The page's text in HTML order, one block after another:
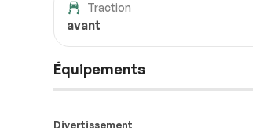
Traction
avant
Équipements
Divertissement